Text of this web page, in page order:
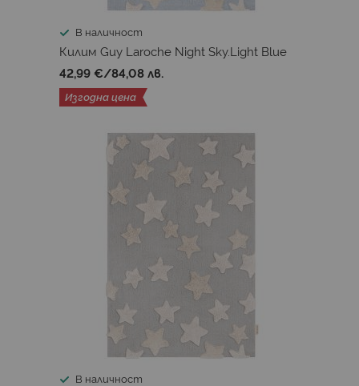
В наличност
Килим Guy Laroche Night Sky.Light Blue
42,99 €/84,08 лв.
Изгодна цена
В наличност